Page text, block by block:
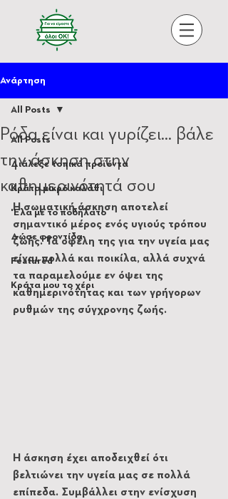
Ανάρτηση
All Posts
Διάλεξε τοπικά προϊόντα
Κράτα μικρό καλάθι
'Ελα με το ποδήλατο
Δώσε φροντίδα
Featured
Κράτα μου το χέρι
All Posts
Ρόδα είναι και γυρίζει... βάλε
την άσκηση στην
καθημερινότητά σου
Η σωματική άσκηση αποτελεί
σημαντικό μέρος ενός υγιούς τρόπου
ζωής. Τα οφέλη της για την υγεία μας
είναι πολλά και ποικίλα, αλλά συχνά
τα παραμελούμε εν όψει της
καθημερινότητας και των γρήγορων
ρυθμών της σύγχρονης ζωής.
Η άσκηση έχει αποδειχθεί ότι
βελτιώνει την υγεία μας σε πολλά
επίπεδα. Συμβάλλει στην ενίσχυση